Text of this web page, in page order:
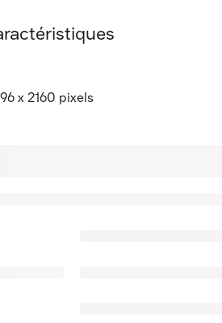
x 2160 pixels